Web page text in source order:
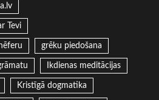
Tevi
grēku piedošana
Ikdienas meditācijas
Kristīgā dogmatika